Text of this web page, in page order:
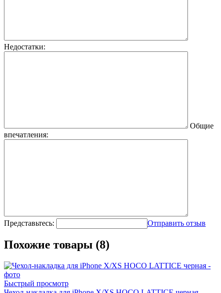
Недостатки:
Общие
впечатления:
Представьтесь: Отправить отзыв
Похожие товары (8)
Быстрый просмотр